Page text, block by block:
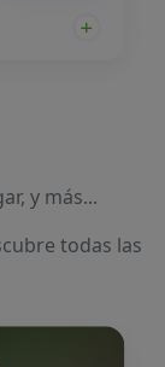
y más...
todas las